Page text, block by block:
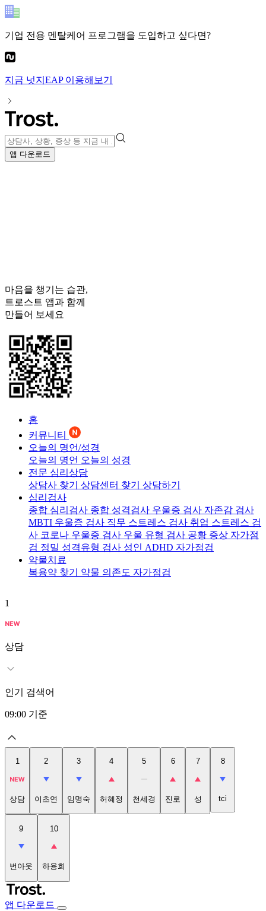
기업 전용 멘탈케어 프로그램을 도입하고 싶다면?
지금 넛지EAP이용해보기
앱 다운로드
마음을 챙기는 습관,
트로스트 앱과 함께
만들어 보세요
홈
커뮤니티
오늘의 명언/성경
오늘의 명언 오늘의 성경
전문 심리상담
상담사 찾기 상담센터 찾기 상담하기
심리검사
종합 심리검사 종합 성격검사 우울증 검사 자존감 검사
MBTI 우울증 검사 직무 스트레스 검사 취업 스트레스 검
사 코로나 우울증 검사 우울 유형 검사 공황 증상 자가점
검 정밀 성격유형 검사 성인 ADHD 자가점검
약물치료
복용약 찾기 약물 의존도 자가점검
1
상담
인기 검색어
09:00 기준
1
상담
2
이초연
3
임명숙
4
허혜정
5
천세경
6
진로
7
성
8
tci
9
번아웃
10
하용희
앱 다운로드